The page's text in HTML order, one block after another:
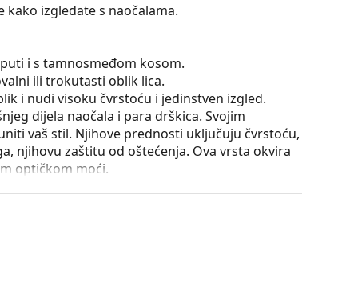
izgledate s naočalama.
i s tamnosmeđom kosom.
ili trokutasti oblik lica.
i nudi visoku čvrstoću i jedinstven izgled.
dijela naočala i para drškica. Svojim
vaš stil. Njihove prednosti uključuju čvrstoću,
njihovu zaštitu od oštećenja. Ova vrsta okvira
optičkom moći.
pri nošenju. Podešavanje nosnih jastučića
ili lom zbog nestručne manipulacije.
i njena izvedba mogu se razlikovati.